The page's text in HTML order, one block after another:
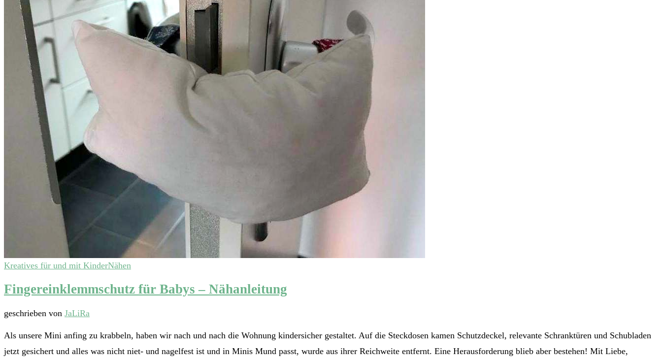
Kreatives für und mit KinderNähen
Fingereinklemmschutz für Babys – Nähanleitung
geschrieben von JaLiRa
Als unsere Mini anfing zu krabbeln, haben wir nach und nach die Wohnung kindersicher gestaltet. Auf die Steckdosen kamen Schutzdeckel, relevante Schranktüren und Schubladen
jetzt gesichert und alles was nicht niet- und nagelfest ist und in Minis Mund passt, wurde aus ihrer Reichweite entfernt. Eine Herausforderung blieb aber bestehen! Mit Liebe,